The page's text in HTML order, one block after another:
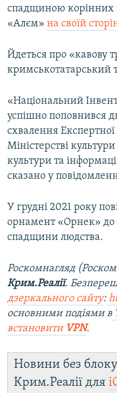
спадщиною корінних
«Алєм»на своїй
Йдеться про «кавову
кримськотатарський
«Національний
успішно поповнився
схвалення
Міністерстві
культури та
сказано у
У грудні 2021 року
орнамент «Орнек» до
спадщини людства.
Роскомнагляд
Крим.Реалії.
дзеркального сайту:
основними подіями в
встановити VPN.
Новини без
Крим.Реалії для